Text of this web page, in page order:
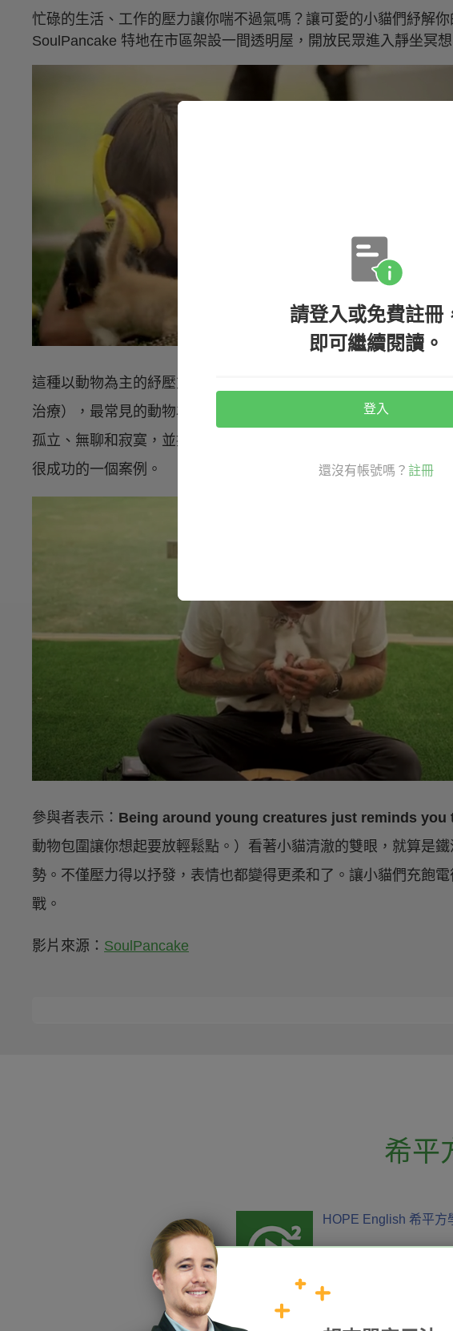
忙碌的生活、工作的壓力讓你喘不過氣嗎？讓可愛的小貓們紓解
SoulPancake 特地在市區架設一間透明屋，開放民眾進入靜坐冥
這種以動物為主的紓壓方式已是心理治療的一部分，稱為
治療），最常見的動物為貓、狗、以及馬。透過與動物的互動，降
孤立、無聊和寂寞，並提供快樂。
很成功的一個案例。
參與者表示： Being around young creatures just reminds you
動物包圍讓你想起要放輕鬆點。）看著小貓清澈的雙眼，就算是
勢。不僅壓力得以抒發，表情也都變得更柔和了。讓小貓們充飽
戰。
影片來源： SoulPancake
希平
HOPE English 希平方
請登入或免費註冊
即可繼續閱讀。
登入
還沒有帳號嗎？ 註冊